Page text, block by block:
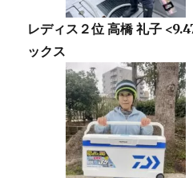
レディス２位 高橋 礼子
ックス